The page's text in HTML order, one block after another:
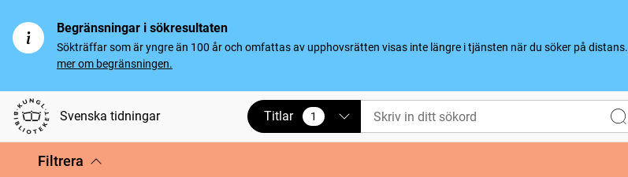
Begränsningar i sökresultaten
Sökträffar som är yngre än 100 år och omfattas av upphovsrätten visas inte längre i tjänsten när du söker på distans.
mer om begränsningen.
Svenska tidningar Titlar 1
vald
Filtrera